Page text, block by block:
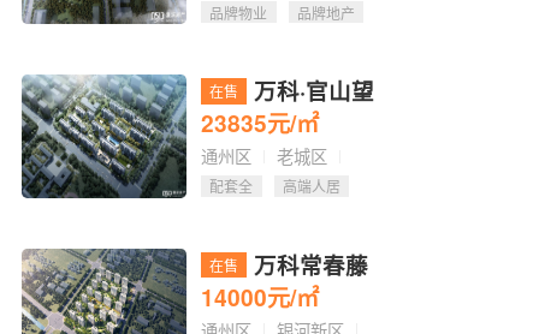
品牌物业 品牌地产
在售
万科·官山望
23835元/㎡
通州区 老城区
配套全 高端人居
在售
万科常春藤
14000元/㎡